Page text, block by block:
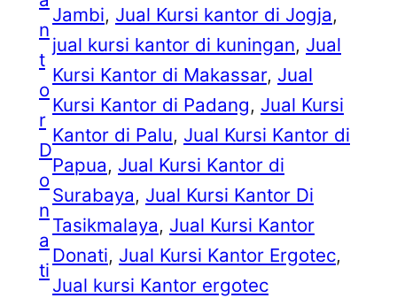
n
t
o
r
D
o
n
a
ti
Jambi, Jual Kursi kantor di Jogja
jual kursi kantor di kuningan, Jual
Kursi Kantor di Makassar, Jual
Kursi Kantor di Padang, Jual Kursi
Kantor di Palu, Jual Kursi Kantor di
Papua, Jual Kursi Kantor di
Surabaya, Jual Kursi Kantor Di
Tasikmalaya, Jual Kursi Kantor
Donati, Jual Kursi Kantor Ergotec
Jual kursi Kantor ergotec